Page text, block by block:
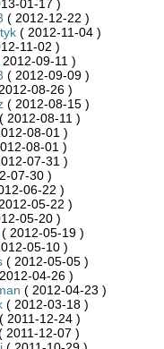
01-17 )
( 2012-12-22 )
( 2012-11-04 )
11-02 )
2012-09-11 )
( 2012-09-09 )
08-26 )
( 2012-08-15 )
( 2012-08-11 )
08-01 )
08-01 )
07-31 )
07-30 )
06-22 )
05-22 )
05-20 )
( 2012-05-19 )
05-10 )
( 2012-05-05 )
04-26 )
( 2012-04-23 )
( 2012-03-18 )
( 2011-12-24 )
2011-12-07 )